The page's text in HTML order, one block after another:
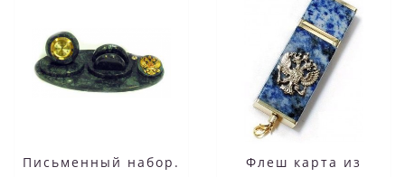
Письменный набор.
Флеш карта из